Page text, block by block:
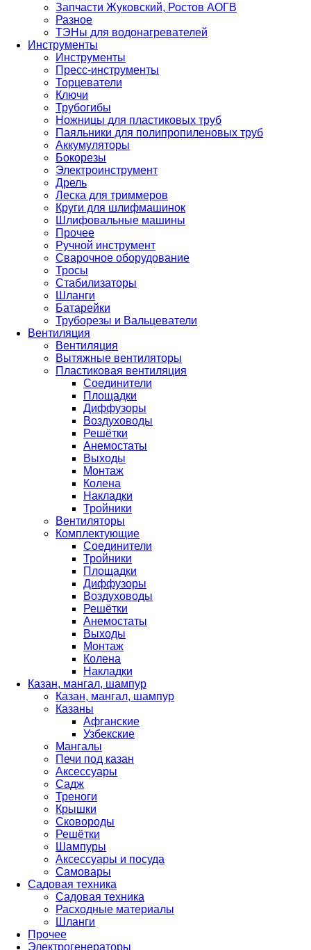
Запчасти Жуковский, Ростов АОГВ
Разное
ТЭНы для водонагревателей
Инструменты
Инструменты
Пресс-инструменты
Торцеватели
Ключи
Трубогибы
Ножницы для пластиковых труб
Паяльники для полипропиленовых труб
Аккумуляторы
Бокорезы
Электроинструмент
Дрель
Леска для триммеров
Круги для шлифмашинок
Шлифовальные машины
Прочее
Ручной инструмент
Сварочное оборудование
Тросы
Стабилизаторы
Шланги
Батарейки
Труборезы и Вальцеватели
Вентиляция
Вентиляция
Вытяжные вентиляторы
Пластиковая вентиляция
Соединители
Площадки
Диффузоры
Воздуховоды
Решётки
Анемостаты
Выходы
Монтаж
Колена
Накладки
Тройники
Вентиляторы
Комплектующие
Соединители
Тройники
Площадки
Диффузоры
Воздуховоды
Решётки
Анемостаты
Выходы
Монтаж
Колена
Накладки
Казан, мангал, шампур
Казан, мангал, шампур
Казаны
Афганские
Узбекские
Мангалы
Печи под казан
Аксессуары
Садж
Треноги
Крышки
Сковороды
Решётки
Шампуры
Аксессуары и посуда
Самовары
Садовая техника
Садовая техника
Расходные материалы
Шланги
Прочее
Электрогенераторы